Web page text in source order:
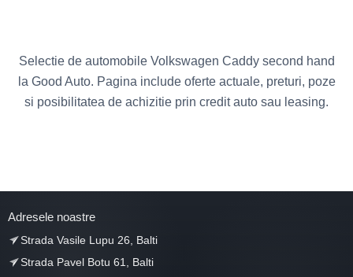
Selectie de automobile Volkswagen Caddy second hand
la Good Auto. Pagina include oferte actuale, preturi, poze
si posibilitatea de achizitie prin credit auto sau leasing.
Adresele noastre
Strada Vasile Lupu 26, Balti
Strada Pavel Botu 61, Balti